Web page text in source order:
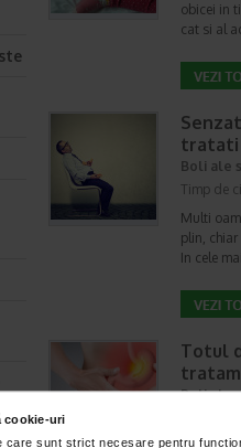
cookie-uri
care sunt strict necesare pentru
obicei in
cat si al
tratati
Boli ale
Timp de
Multi
plin,
In cele
Totul
Boli ale